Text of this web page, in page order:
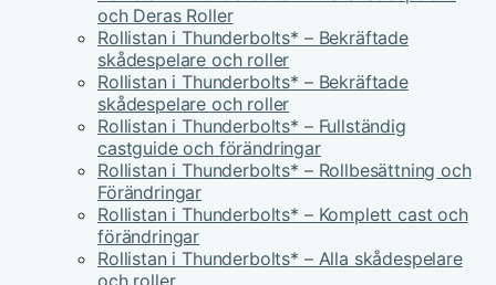
och Deras Roller
Rollistan i Thunderbolts* – Bekräftade
skådespelare och roller
Rollistan i Thunderbolts* – Bekräftade
skådespelare och roller
Rollistan i Thunderbolts* – Fullständig
castguide och förändringar
Rollistan i Thunderbolts* – Rollbesättning och
Förändringar
Rollistan i Thunderbolts* – Komplett cast och
förändringar
Rollistan i Thunderbolts* – Alla skådespelare
och roller